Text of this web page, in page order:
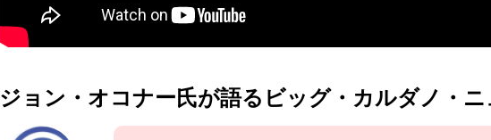
ジョン・オコナー氏が語るビッグ・カルダノ・